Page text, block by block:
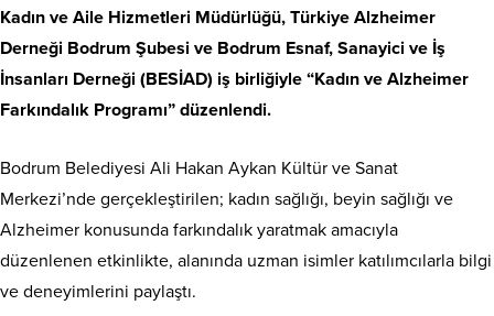
Kadın ve Aile Hizmetleri Müdürlüğü, Türkiye Alzheimer
Derneği Bodrum Şubesi ve Bodrum Esnaf, Sanayici ve İş
İnsanları Derneği (BESİAD) iş birliğiyle “Kadın ve Alzheimer
Farkındalık Programı” düzenlendi.
Bodrum Belediyesi Ali Hakan Aykan Kültür ve Sanat
Merkezi’nde gerçekleştirilen; kadın sağlığı, beyin sağlığı ve
Alzheimer konusunda farkındalık yaratmak amacıyla
düzenlenen etkinlikte, alanında uzman isimler katılımcılarla bilgi
ve deneyimlerini paylaştı.